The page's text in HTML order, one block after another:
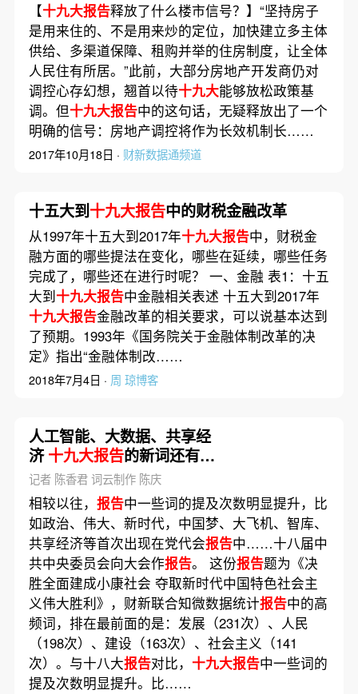
【十九大报告释放了什么楼市信号？】“坚持房子
是用来住的、不是用来炒的定位，加快建立多主体
供给、多渠道保障、租购并举的住房制度，让全体
人民住有所居。”此前，大部分房地产开发商仍对
调控心存幻想，翘首以待十九大能够放松政策基
调。但十九大报告中的这句话，无疑释放出了一个
明确的信号：房地产调控将作为长效机制长……
2017年10月18日 · 财新数据通频道
十五大到十九大报告中的财税金融改革
从1997年十五大到2017年十九大报告中，财税金
融方面的哪些提法在变化，哪些在延续，哪些任务
完成了，哪些还在进行时呢？ 一、金融 表1：十五
大到十九大报告中金融相关表述 十五大到2017年
十九大报告金融改革的相关要求，可以说基本达到
了预期。1993年《国务院关于金融体制改革的决
定》指出“金融体制改……
2018年7月4日 · 周 琼博客
人工智能、大数据、共享经
济十九大报告的新词还有哪
些？
记者 陈香君 词云制作 陈庆
相较以往， 报告中一些词的提及次数明显提升，比
如政治、伟大、新时代，中国梦、大飞机、智库、
共享经济等首次出现在党代会报告中……十八届中
共中央委员会向大会作报告。 这份报告题为《决
胜全面建成小康社会 夺取新时代中国特色社会主
义伟大胜利》，财新联合知微数据统计报告中的高
频词，排在最前面的是：发展（231次）、人民
（198次）、建设（163次）、社会主义（141
次）。与十八大报告对比， 十九大报告中一些词的
提及次数明显提升。比……